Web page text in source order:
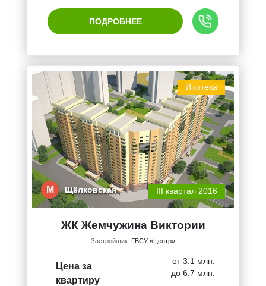
ПОДРОБНЕЕ
Ипотека
М Щёлковская III квартал 2016
ЖК Жемчужина Виктории
Застройщик: ГВСУ «Центр»
Цена за
квартиру
от 3.1 млн.
до 6.7 млн.